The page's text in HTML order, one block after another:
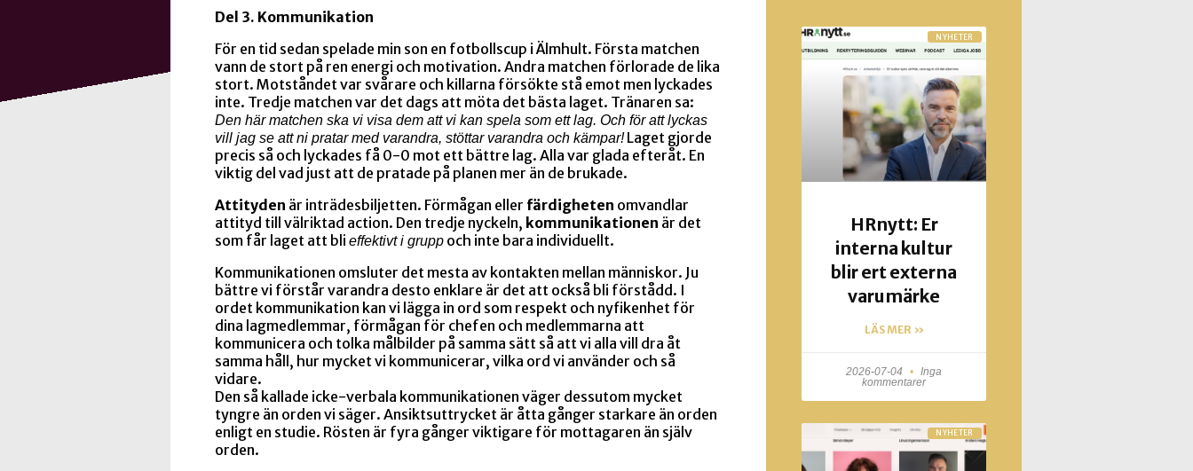
Del 3. Kommunikation
För en tid sedan spelade min son en fotbollscup i Älmhult. Första matchen
vann de stort på ren energi och motivation. Andra matchen förlorade de lika
stort. Motståndet var svårare och killarna försökte stå emot men lyckades
inte. Tredje matchen var det dags att möta det bästa laget. Tränaren sa:
Den här matchen ska vi visa dem att vi kan spela som ett lag. Och för att lyckas
vill jag se att ni pratar med varandra, stöttar varandra och kämpar!Laget gjorde
precis så och lyckades få 0-0 mot ett bättre lag. Alla var glada efteråt. En
viktig del vad just att de pratade på planen mer än de brukade.
Attityden är inträdesbiljetten. Förmågan eller färdigheten omvandlar
attityd till välriktad action. Den tredje nyckeln, kommunikationen är det
som får laget att bli effektivt i grupp och inte bara individuellt.
Kommunikationen omsluter det mesta av kontakten mellan människor. Ju
bättre vi förstår varandra desto enklare är det att också bli förstådd. I
ordet kommunikation kan vi lägga in ord som respekt och nyfikenhet för
dina lagmedlemmar, förmågan för chefen och medlemmarna att
kommunicera och tolka målbilder på samma sätt så att vi alla vill dra åt
samma håll, hur mycket vi kommunicerar, vilka ord vi använder och så
vidare.
Den så kallade icke-verbala kommunikationen väger dessutom mycket
tyngre än orden vi säger. Ansiktsuttrycket är åtta gånger starkare än orden
enligt en studie. Rösten är fyra gånger viktigare för mottagaren än själv
orden.
NYHETER
HRnytt: Er
interna kultur
blir ert externa
varumärke
LÄS MER »
2026-07-04
Inga
kommentarer
NYHETER